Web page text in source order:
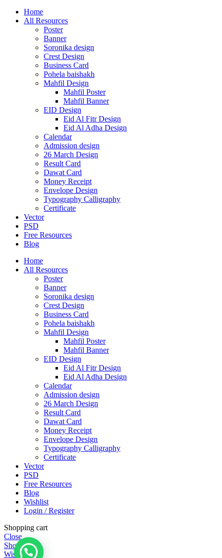
Home
All Resources
Poster
Banner
Soronika design
Crest Design
Business Card
Pohela baishakh
Mahfil Design
Mahfil Poster
Mahfil Banner
EID Design
Eid Al Fitr Design
Eid Al Adha Design
Calendar
Admission design
26 March Design
Result Card
Dawat Card
Money Receipt
Envelope Design
Typography Calligraphy
Certificate
Vector
PSD
Free Resources
Blog
Home
All Resources
Poster
Banner
Soronika design
Crest Design
Business Card
Pohela baishakh
Mahfil Design
Mahfil Poster
Mahfil Banner
EID Design
Eid Al Fitr Design
Eid Al Adha Design
Calendar
Admission design
26 March Design
Result Card
Dawat Card
Money Receipt
Envelope Design
Typography Calligraphy
Certificate
Vector
PSD
Free Resources
Blog
Wishlist
Login / Register
Shopping cart
Close
Shop
Wishlist